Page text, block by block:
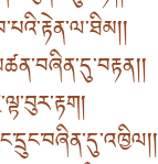
།
།
།
།